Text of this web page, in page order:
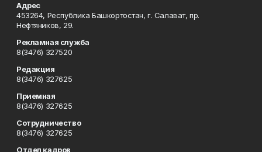
Адрес
453264, Республика Башкортостан, г. Салават, пр.
Нефтяников, 29.
Рекламная служба
8(3476) 327520
Редакция
8(3476) 327625
Приемная
8(3476) 327625
Сотрудничество
8(3476) 327625
Отдел кадров